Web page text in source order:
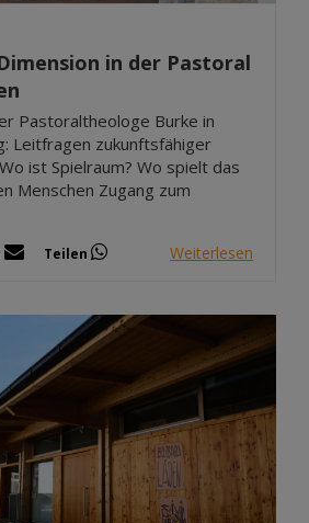
in der Pastoral
Pastoraltheologe Burke in
Leitfragen zukunftsfähiger
ist Spielraum? Wo spielt das
Menschen Zugang zum
Teilen Weiterlesen